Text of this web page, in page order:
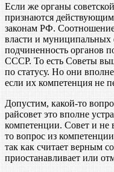
Если же органы
признаются
законам РФ.
власти и муниципальных
подчиненность органов
СССР. То есть Советы
по статусу. Но они
если их компетенция не
Допустим, какой-то
райсовет это вполне
компетенции. Совет и не
то вопрос из
так как считает верным
приостанавливает или